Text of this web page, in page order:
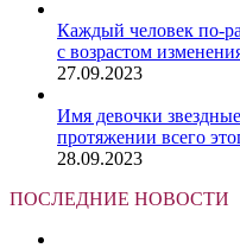
Каждый человек по-
с возрастом
27.09.2023
Имя девочки
протяжении всего
28.09.2023
ПОСЛЕДНИЕ НОВОСТИ